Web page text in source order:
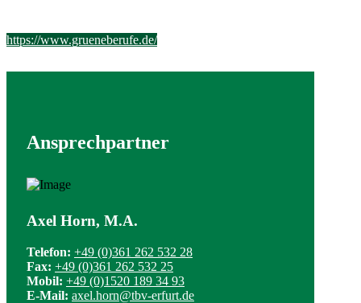
https://www.grueneberufe.de/
Ansprechpartner
Axel Horn, M.A.
Telefon: +49 (0)361 262 532 28
Fax: +49 (0)361 262 532 25
Mobil: +49 (0)1520 189 34 93
E-Mail: axel.horn@tbv-erfurt.de